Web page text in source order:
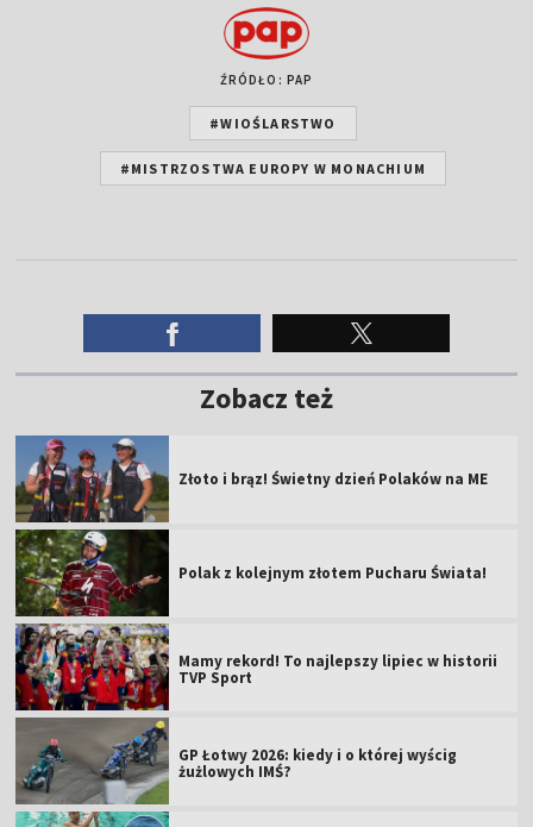
ŹRÓDŁO: PAP
#WIOŚLARSTWO
#MISTRZOSTWA EUROPY W MONACHIUM
Zobacz też
Złoto i brąz! Świetny dzień Polaków na ME
Polak z kolejnym złotem Pucharu Świata!
Mamy rekord! To najlepszy lipiec w historii
TVP Sport
GP Łotwy 2026: kiedy i o której wyścig
żużlowych IMŚ?